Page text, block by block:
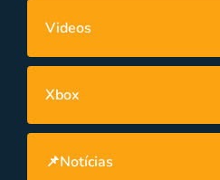
Videos
Xbox
📌Notícias